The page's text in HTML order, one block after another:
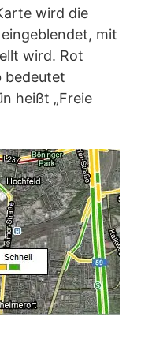
wird die
mit
wird. Rot
bedeutet
heißt „Freie